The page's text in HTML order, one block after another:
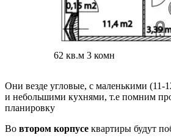
62 кв.м 3 комн
Они везде угловые, с маленькими (11-
и небольшими кухнями, т.е помним
планировку
Во втором корпусе квартиры будут